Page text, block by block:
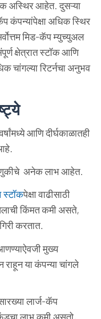
अस्थिर आहेत. दुसऱ्या
कंपन्यांपेक्षा अधिक स्थिर
मिड-कॅप म्युच्युअल
क्षेत्रात स्टॉक आणि
चांगल्या रिटर्नचा अनुभव
आणि दीर्घकाळातही
अनेक लाभ आहेत.
स्टॉकपेक्षा वाढीसाठी
किंमत कमी असते,
करतात.
मुख्य
राहून या कंपन्या चांगले
लार्ज-कॅप
लाभ कमी असतो,